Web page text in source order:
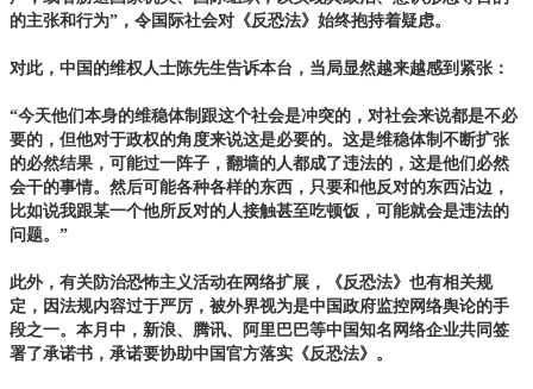
的主张和行为”，令国际社会对《反恐法》始终抱持着疑虑。
对此，中国的维权人士陈先生告诉本台，当局显然越来越感到紧张：
“今天他们本身的维稳体制跟这个社会是冲突的，对社会来说都是不必
要的，但他对于政权的角度来说这是必要的。这是维稳体制不断扩张
的必然结果，可能过一阵子，翻墙的人都成了违法的，这是他们必然
会干的事情。然后可能各种各样的东西，只要和他反对的东西沾边，
比如说我跟某一个他所反对的人接触甚至吃顿饭，可能就会是违法的
问题。”
此外，有关防治恐怖主义活动在网络扩展，《反恐法》也有相关规
定，因法规内容过于严厉，被外界视为是中国政府监控网络舆论的手
段之一。本月中，新浪、腾讯、阿里巴巴等中国知名网络企业共同签
署了承诺书，承诺要协助中国官方落实《反恐法》。